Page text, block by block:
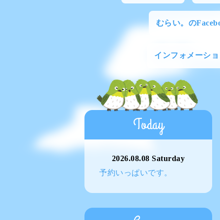
むらい。の
インフォメーシ
Today
2026.08.08 Saturday
予約いっぱいです。